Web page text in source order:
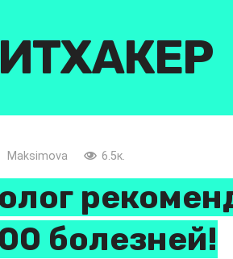
Maksimova 6.5к.
болезней!